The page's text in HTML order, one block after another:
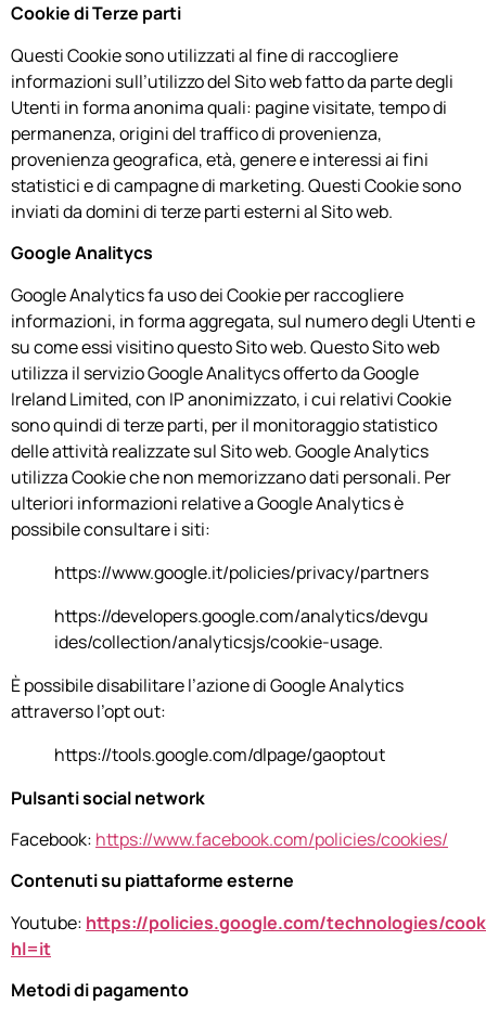
Cookie di Terze parti
Questi Cookie sono utilizzati al fine di raccogliere
informazioni sull’utilizzo del Sito web fatto da parte degli
Utenti in forma anonima quali: pagine visitate, tempo di
permanenza, origini del traffico di provenienza,
provenienza geografica, età, genere e interessi ai fini
statistici e di campagne di marketing. Questi Cookie sono
inviati da domini di terze parti esterni al Sito web.
Google Analitycs
Google Analytics fa uso dei Cookie per raccogliere
informazioni, in forma aggregata, sul numero degli Utenti e
su come essi visitino questo Sito web. Questo Sito web
utilizza il servizio Google Analitycs offerto da Google
Ireland Limited, con IP anonimizzato, i cui relativi Cookie
sono quindi di terze parti, per il monitoraggio statistico
delle attività realizzate sul Sito web. Google Analytics
utilizza Cookie che non memorizzano dati personali. Per
ulteriori informazioni relative a Google Analytics è
possibile consultare i siti:
https://www.google.it/policies/privacy/partners
https://developers.google.com/analytics/devgu
ides/collection/analyticsjs/cookie-usage.
È possibile disabilitare l’azione di Google Analytics
attraverso l’opt out:
https://tools.google.com/dlpage/gaoptout
Pulsanti social network
Facebook: https://www.facebook.com/policies/cookies/
Contenuti su piattaforme esterne
Youtube: https://policies.google.com/technologies/
hl=it
Metodi di pagamento